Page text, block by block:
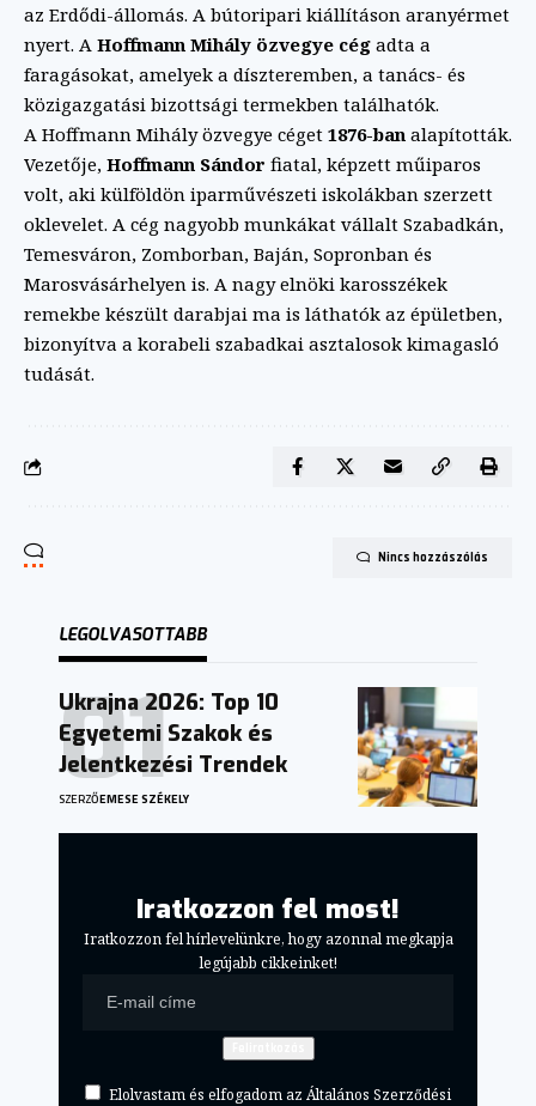
az Erdődi-állomás. A bútoripari kiállításon aranyérmet
nyert. A Hoffmann Mihály özvegye cég adta a
faragásokat, amelyek a díszteremben, a tanács- és
közigazgatási bizottsági termekben találhatók.
A Hoffmann Mihály özvegye céget 1876-ban alapították.
Vezetője, Hoffmann Sándor fiatal, képzett műiparos
volt, aki külföldön iparművészeti iskolákban szerzett
oklevelet. A cég nagyobb munkákat vállalt Szabadkán,
Temesváron, Zomborban, Baján, Sopronban és
Marosvásárhelyen is. A nagy elnöki karosszékek
remekbe készült darabjai ma is láthatók az épületben,
bizonyítva a korabeli szabadkai asztalosok kimagasló
tudását.
Nincs hozzászólás
LEGOLVASOTTABB
Ukrajna 2026: Top 10
Egyetemi Szakok és
Jelentkezési Trendek
SZERZŐEMESE SZÉKELY
Iratkozzon fel most!
Iratkozzon fel hírlevelünkre, hogy azonnal megkapja
legújabb cikkeinket!
Elolvastam és elfogadom az Általános Szerződési